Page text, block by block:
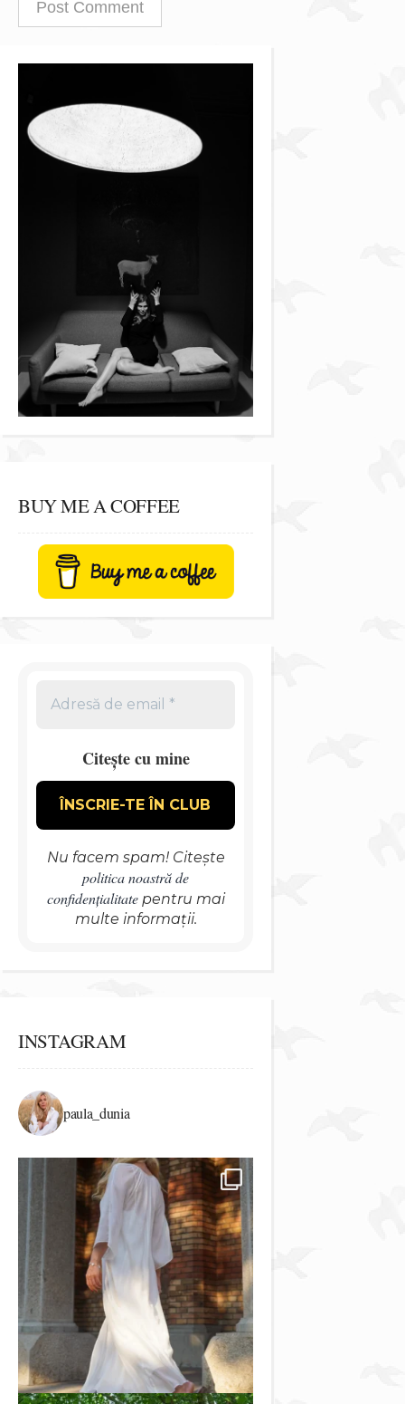
BUY ME A COFFEE
Citește cu mine
Nu facem spam! Citește
politica noastră de
confidențialitatepentru mai
multe informații.
INSTAGRAM
paula_dunia